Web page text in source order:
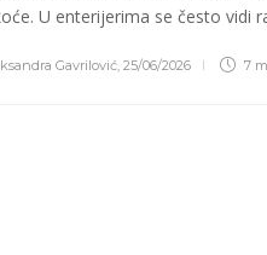
U enterijerima se često vidi
Gavrilović 25/06/2026 7